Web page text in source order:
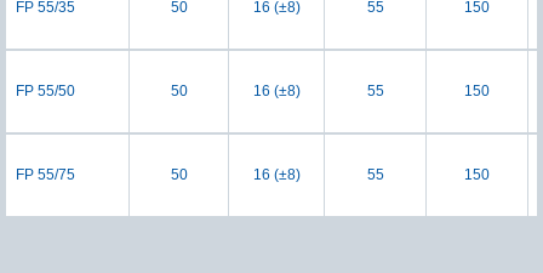
FP 55/35 50 16 (±8) 55 150
FP 55/50 50 16 (±8) 55 150
FP 55/75 50 16 (±8) 55 150